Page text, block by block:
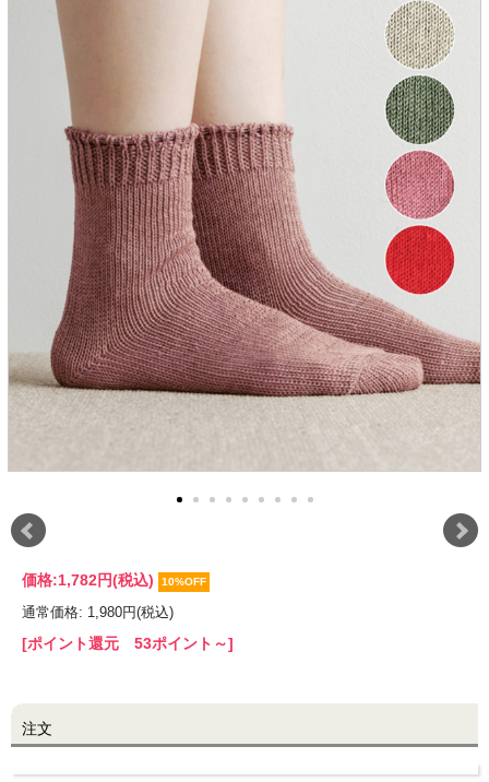
全てのアイテム
SALE ITEM
福袋
ブランド
マイページ
お買い物カゴ
配送遅延情報
ご利用について
実店舗のご案内
brand site
価格:1,782円(税込) 10%OFF
通常価格: 1,980円(税込)
[ポイント還元 53ポイント～]
注文